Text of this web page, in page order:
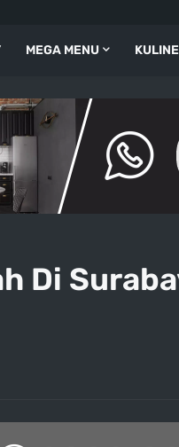
MEGA MENU
Di